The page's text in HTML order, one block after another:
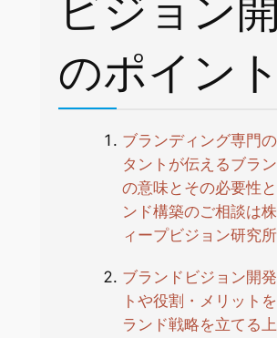
ビジョン
のポイント
ブランディング専門
タントが伝えるブラ
の意味とその必要性
ンド構築のご相談は
ィープビジョン研究所
ブランドビジョン開
トや役割・メリット
ランド戦略を立てる